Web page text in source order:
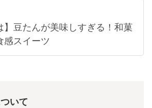
】豆たんが美味しすぎる！和菓
感スイーツ
いて